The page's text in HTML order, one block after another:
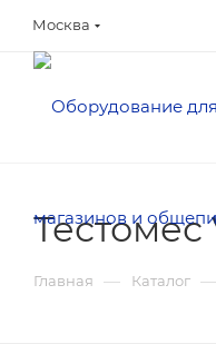
Москва
Тестомес
Главная — Каталог —